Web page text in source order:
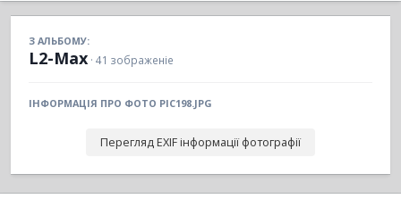
З АЛЬБОМУ:
L2-Max · 41 зображеніе
ІНФОРМАЦІЯ ПРО ФОТО PIC198.JPG
Перегляд EXIF інформації фотографії